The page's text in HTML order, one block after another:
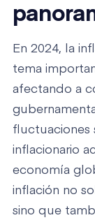
En 2024, la
tema
afectando a
fluctuaciones
inflacionario
economía
inflación no
sino que